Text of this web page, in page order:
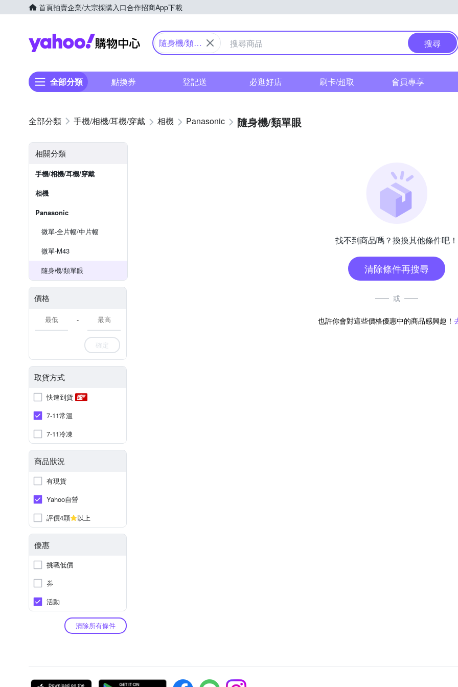
首頁拍賣企業/大宗採購入口合作招商App下載
Yahoo購物中心
隨身機/類單
搜尋
全部分類 點換券 登記送 必逛好店 刷卡/超取 會員專享
手機/相機/耳機/穿戴 相機 Panasonic 隨身機/類單眼
相關分類
手機/相機/耳機/穿戴
相機
Panasonic
微單-全片幅/中片幅
微單-M43
隨身機/類單眼
價格
-
確定
取貨方式
快速到貨
7-11常溫
7-11冷凍
商品狀況
有現貨
Yahoo自營
評價4顆
以上
優惠
挑戰低價
券
活動
清除所有條件
找不到商品嗎？換換其他條件吧！
清除條件再搜尋
或
也許你會對這些價格優惠中的商品感興趣！